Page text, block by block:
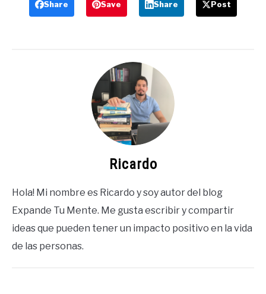
Share Save Share Post
Ricardo
Hola! Mi nombre es Ricardo y soy autor del blog
Expande Tu Mente. Me gusta escribir y compartir
ideas que pueden tener un impacto positivo en la vida
de las personas.